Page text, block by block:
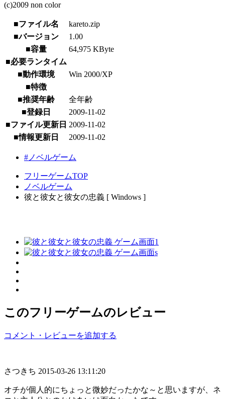
(c)2009 non color
■ファイル名
kareto.zip
■バージョン
1.00
■容量
64,975 KByte
■必要ランタイム
■動作環境
Win 2000/XP
■特徴
■推奨年齢
全年齢
■登録日
2009-11-02
■ファイル更新日 2009-11-02
■情報更新日
2009-11-02
#ノベルゲーム
フリーゲームTOP
ノベルゲーム
彼と彼女と彼女の忠義 [ Windows ]
このフリーゲームのレビュー
コメント・レビューを追加する
さつきち 2015-03-26 13:11:20
オチが個人的にちょっと微妙だったかな～と思いますが、ネ